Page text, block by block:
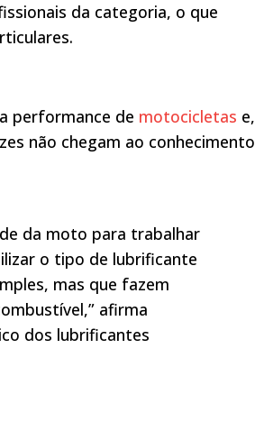
da categoria, o que
performance de motocicletas e,
não chegam ao conhecimento
da moto para trabalhar
o tipo de lubrificante
mas que fazem
afirma
dos lubrificantes